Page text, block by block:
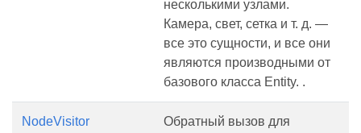
несколькими узлами.
Камера, свет, сетка и т. д. —
все это сущности, и все они
являются производными от
базового класса Entity. .
NodeVisitor
Обратный вызов для